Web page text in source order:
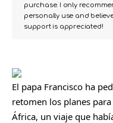
purchase. I only
personally use and
support is appreciated!
El papa Francisco ha
retomen los planes
África, un viaje que